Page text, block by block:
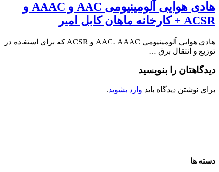
هادی هوایی آلومینیومی AAC و AAAC و
ACSR + کارخانه ماهان کابل امیر
هادی هوایی آلومینیومی AAC، AAAC و ACSR که برای استفاده در
توزیع و انتقال برق …
دیدگاهتان را بنویسید
برای نوشتن دیدگاه باید وارد بشوید.
دسته ها